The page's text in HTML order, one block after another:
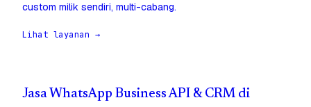
custom milik sendiri, multi-cabang.
Lihat layanan →
Jasa WhatsApp Business API & CRM di